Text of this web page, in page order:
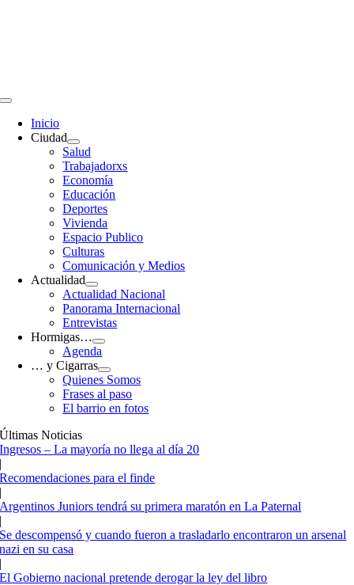
Toggle
Navigation
Inicio
Ciudad
Salud
Trabajadorxs
Economía
Educación
Deportes
Vivienda
Espacio Publico
Culturas
Comunicación y Medios
Actualidad
Actualidad Nacional
Panorama Internacional
Entrevistas
Hormigas…
Agenda
… y Cigarras
Quienes Somos
Frases al paso
El barrio en fotos
Últimas Noticias
Ingresos – La mayoría no llega al día 20
|
Recomendaciones para el finde
|
Argentinos Juniors tendrá su primera maratón en La Paternal
|
Se descompensó y cuando fueron a trasladarlo encontraron un arsenal
nazi en su casa
|
El Gobierno nacional pretende derogar la ley del libro